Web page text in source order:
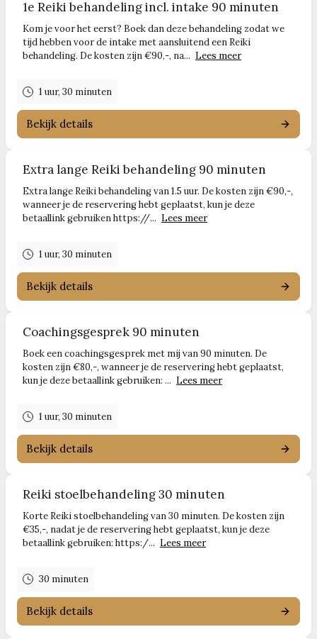
1e Reiki behandeling incl. intake 90 minuten
Kom je voor het eerst? Boek dan deze behandeling zodat we
tijd hebben voor de intake met aansluitend een Reiki
behandeling. De kosten zijn €90,-, na... Lees meer
1 uur, 30 minuten
Bekijk details
Extra lange Reiki behandeling 90 minuten
Extra lange Reiki behandeling van 1.5 uur. De kosten zijn €90,-,
wanneer je de reservering hebt geplaatst, kun je deze
betaallink gebruiken https://... Lees meer
1 uur, 30 minuten
Bekijk details
Coachingsgesprek 90 minuten
Boek een coachingsgesprek met mij van 90 minuten. De
kosten zijn €80,-, wanneer je de reservering hebt geplaatst,
kun je deze betaallink gebruiken: ... Lees meer
1 uur, 30 minuten
Bekijk details
Reiki stoelbehandeling 30 minuten
Korte Reiki stoelbehandeling van 30 minuten. De kosten zijn
€35,-, nadat je de reservering hebt geplaatst, kun je deze
betaallink gebruiken: https:/... Lees meer
30 minuten
Bekijk details